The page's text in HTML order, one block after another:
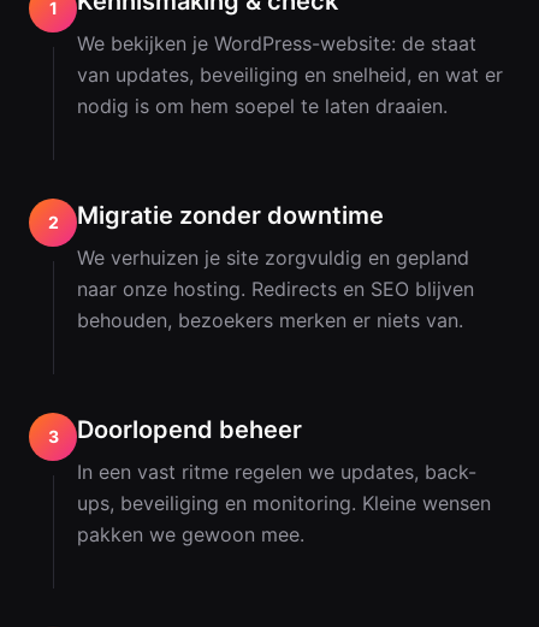
1
We bekijken je WordPress-website: de staat
van updates, beveiliging en snelheid, en wat er
nodig is om hem soepel te laten draaien.
2 Migratie zonder downtime
We verhuizen je site zorgvuldig en gepland
naar onze hosting. Redirects en SEO blijven
behouden, bezoekers merken er niets van.
3 Doorlopend beheer
In een vast ritme regelen we updates, back-
ups, beveiliging en monitoring. Kleine wensen
pakken we gewoon mee.